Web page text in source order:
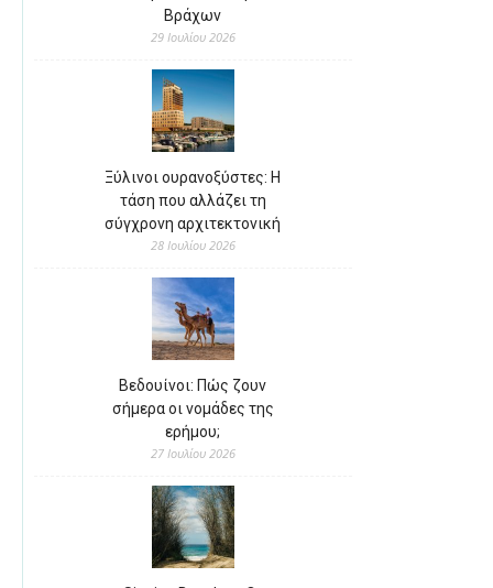
Βράχων
29 Ιουλίου 2026
Ξύλινοι ουρανοξύστες: Η
τάση που αλλάζει τη
σύγχρονη αρχιτεκτονική
28 Ιουλίου 2026
Βεδουίνοι: Πώς ζουν
σήμερα οι νομάδες της
ερήμου;
27 Ιουλίου 2026